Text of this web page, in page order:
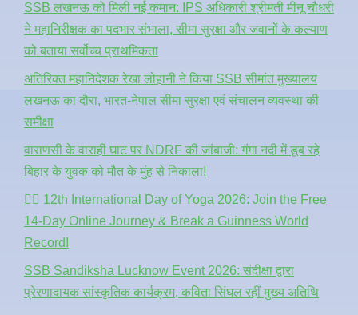
SSB लखनऊ को मिली नई कमान: IPS अधिकारी श्रीमती मीनू चौधरी
ने महानिरीक्षक का पदभार संभाला, सीमा सुरक्षा और जवानों के कल्याण
को बताया सर्वोच्च प्राथमिकता
अतिरिक्त महानिदेशक रेखा लोहानी ने किया SSB सीमांत मुख्यालय
लखनऊ का दौरा, भारत-नेपाल सीमा सुरक्षा एवं संचालन व्यवस्था की
समीक्षा
वाराणसी के वाराही घाट पर NDRF की जांबाजी: गंगा नदी में डूब रहे
बिहार के युवक को मौत के मुंह से निकाला!
🧘‍♂️ 12th International Day of Yoga 2026: Join the Free
14-Day Online Journey & Break a Guinness World
Record!
SSB Sandiksha Lucknow Event 2026: संदीक्षा द्वारा
प्रेरणादायक सांस्कृतिक कार्यक्रम, कविता सिंघल रहीं मुख्य अतिथि